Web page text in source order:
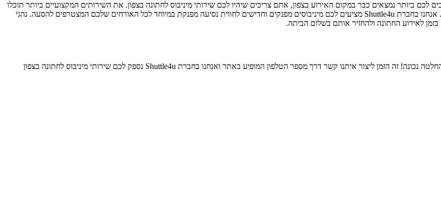
ביותר נמצאים כבר במקום האירוע בצפון, אתם צריכים שיהיו לכם שירותי מיניבוס לחתונה בצפון. את השירותים המקצועיים ביותר תוכלו
למצוא כאן באתר, הכוללים את רכבי המיניבוס המתקדמים ביותר הקיימים היום. אנחנו בחברת Shuttle4u מציעים לכם מיניבוסים מפנקים וחדישים לחווית נסיעה מפנקת במיוחד לכל האורחים שלכם המצטרפים להסעה. נהגי
לאירוע החתונה ולהחזיר אותם בשלום הביתה.
אם החלטתם להסיע את האורחים שלכם לחתונה עם מיניבוס יוקרתי, קיבלתם החלטה נכונה! זה הזמן ליצור איתנו קשר דרך מספר הטלפון המופיע באתר ואנחנו בחברת Shuttle4u נספק לכם שירותי מיניבוס לחתונה בצפון